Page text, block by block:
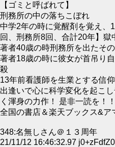
【ゴミと呼ばれて】
刑務所の中の落ちこぼれ
中学2年の時に覚醒剤を覚え、
回、刑務所8回、合計20年】獄
著者40歳の時刑務所を出たそ
著者18歳の時に彼女が首吊り
殺
13年前看護師を生業とする信
出逢いで心に科学変化を起こ
く渾身の力作！ 是非一読を！！
全国の書店＆楽天ブックス&ア
348:名無しさん＠１３周年
21/11/12 16:46:32.97